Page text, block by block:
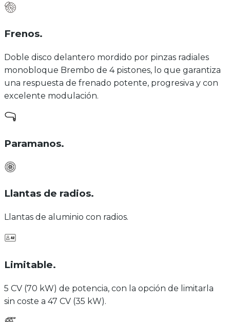
Frenos.
Doble disco delantero mordido por pinzas radiales
monobloque Brembo de 4 pistones, lo que garantiza
una respuesta de frenado potente, progresiva y con
excelente modulación.
Paramanos.
Llantas de radios.
Llantas de aluminio con radios.
Limitable.
5 CV (70 kW) de potencia, con la opción de limitarla
sin coste a 47 CV (35 kW).